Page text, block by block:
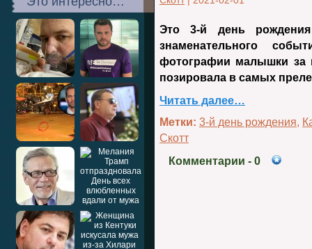
Это 3-й день
знаменательного
фотографии малышки за
позировала в самых
Читать далее…
Метки: 3-й день рождения,
Скотт
Комментарии - 0